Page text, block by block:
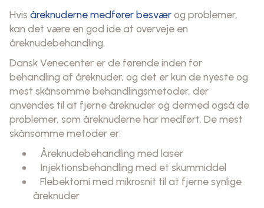
Hvis åreknuderne medfører besværog problemer,
kan det være en god ide at overveje en
åreknudebehandling.
Dansk Venecenter er de førende inden for
behandling af åreknuder, og det er kun de nyeste og
mest skånsomme behandlingsmetoder, der
anvendes til at fjerne åreknuder og dermed også de
problemer, som åreknuderne har medført. De mest
skånsomme metoder er:
Åreknudebehandling med laser
Injektionsbehandling med et skummiddel
Flebektomi med mikrosnit til at fjerne synlige
åreknuder